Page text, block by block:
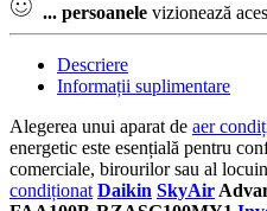
... persoanele vizionează
Descriere
Informații suplimentare
Alegerea unui aparat de aer
energetic este esențială pentru
comerciale, birourilor sau al
condiționat Daikin SkyAir